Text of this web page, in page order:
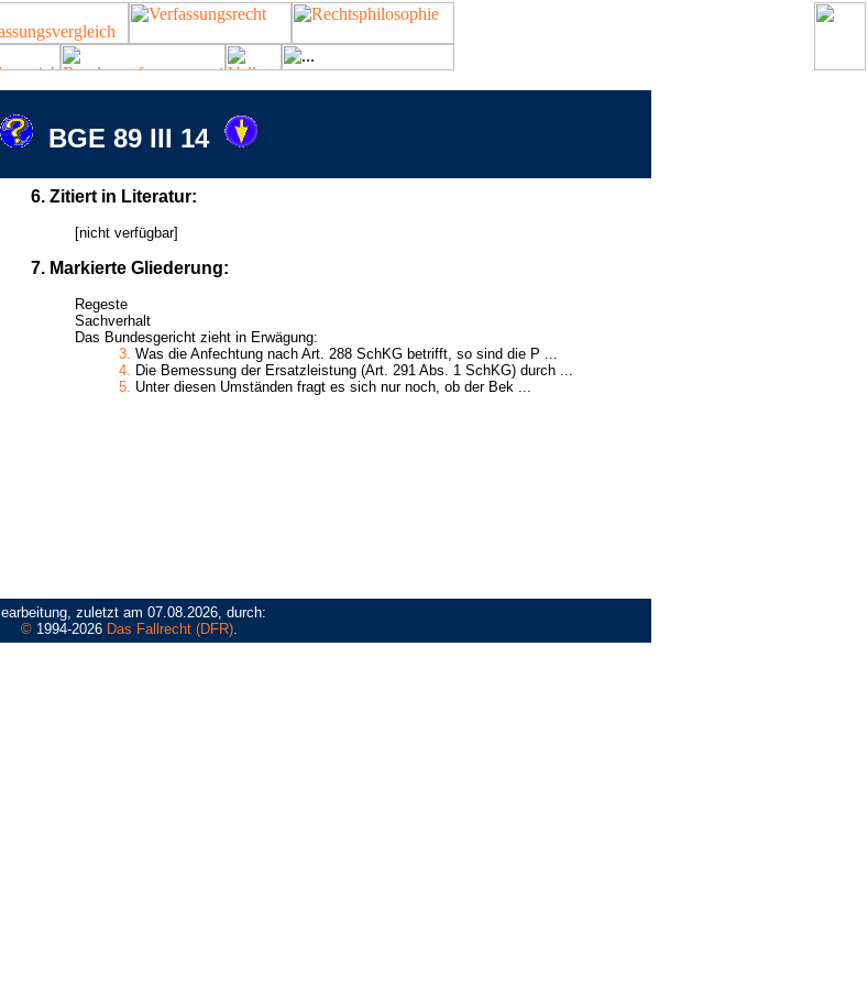
BGE 89 III 14
6. Zitiert in Literatur:
[nicht verfügbar]
7. Markierte Gliederung:
Regeste
Sachverhalt
Das Bundesgericht zieht in Erwägung:
3. Was die Anfechtung nach Art. 288 SchKG betrifft, so sind die P ...
4. Die Bemessung der Ersatzleistung (Art. 291 Abs. 1 SchKG) durch ...
5. Unter diesen Umständen fragt es sich nur noch, ob der Bek ...
zuletzt am 07.08.2026, durch:
©1994-2026 Das Fallrecht (DFR).